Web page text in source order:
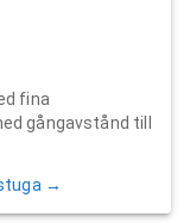
fina
gångavstånd till
→